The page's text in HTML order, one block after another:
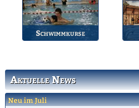
Aktuelle News
Neu im Juli
Schwimmkurse